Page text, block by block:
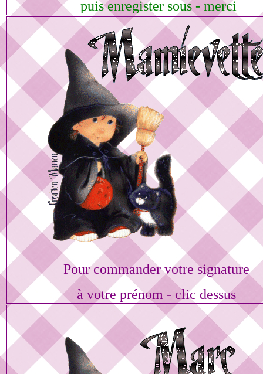
puis enregister sous - merci
Pour commander votre signature
à votre prénom - clic dessus